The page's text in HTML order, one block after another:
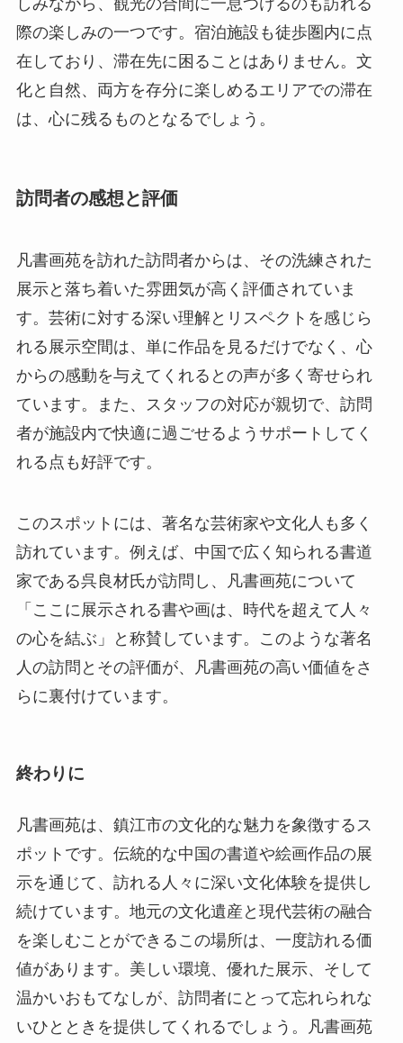
際の楽しみの一つです。宿泊施設も徒歩圏内に点
在しており、滞在先に困ることはありません。文
化と自然、両方を存分に楽しめるエリアでの滞在
は、心に残るものとなるでしょう。
訪問者の感想と評価
凡書画苑を訪れた訪問者からは、その洗練された
展示と落ち着いた雰囲気が高く評価されていま
す。芸術に対する深い理解とリスペクトを感じら
れる展示空間は、単に作品を見るだけでなく、心
からの感動を与えてくれるとの声が多く寄せられ
ています。また、スタッフの対応が親切で、訪問
者が施設内で快適に過ごせるようサポートしてく
れる点も好評です。
このスポットには、著名な芸術家や文化人も多く
訪れています。例えば、中国で広く知られる書道
家である呉良材氏が訪問し、凡書画苑について
「ここに展示される書や画は、時代を超えて人々
の心を結ぶ」と称賛しています。このような著名
人の訪問とその評価が、凡書画苑の高い価値をさ
らに裏付けています。
終わりに
凡書画苑は、鎮江市の文化的な魅力を象徴するス
ポットです。伝統的な中国の書道や絵画作品の展
示を通じて、訪れる人々に深い文化体験を提供し
続けています。地元の文化遺産と現代芸術の融合
を楽しむことができるこの場所は、一度訪れる価
値があります。美しい環境、優れた展示、そして
温かいおもてなしが、訪問者にとって忘れられな
いひとときを提供してくれるでしょう。凡書画苑